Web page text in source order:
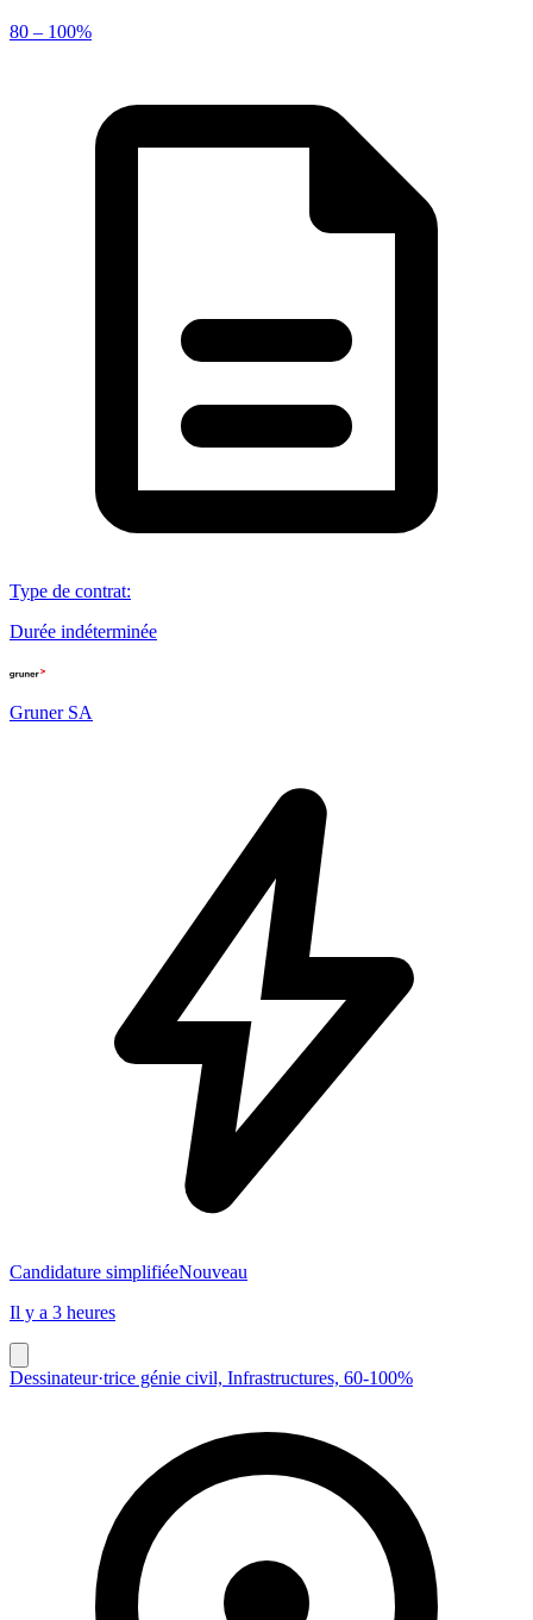
80 – 100%
Type de contrat:
Durée indéterminée
Gruner SA
Candidature simplifiéeNouveau
Il y a 3 heures
Dessinateur·trice génie civil, Infrastructures, 60-100%